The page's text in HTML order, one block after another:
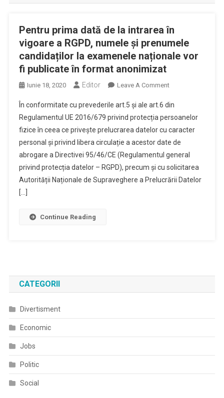
Pentru prima dată de la intrarea în
vigoare a RGPD, numele și prenumele
candidaților la examenele naționale vor
fi publicate în format anonimizat
Iunie 18, 2020 Editor Leave A CommentOn
Prima
Dată
De
La
Intrarea
În
Vigoare
Vor
Format
În conformitate cu prevederile art.5 și ale art.6 din
Regulamentul UE 2016/679 privind protecția persoanelor
fizice în ceea ce privește prelucrarea datelor cu caracter
personal și privind libera circulație a acestor date de
abrogare a Directivei 95/46/CE (Regulamentul general
privind protecția datelor – RGPD), precum și cu solicitarea
Autorității Naționale de Supraveghere a Prelucrării Datelor
[…]
Continue Reading
CATEGORII
Divertisment
Economic
Jobs
Politic
Social